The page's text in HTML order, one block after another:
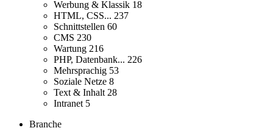
Werbung & Klassik 18
HTML, CSS... 237
Schnittstellen 60
CMS 230
Wartung 216
PHP, Datenbank... 226
Mehrsprachig 53
Soziale Netze 8
Text & Inhalt 28
Intranet 5
Branche